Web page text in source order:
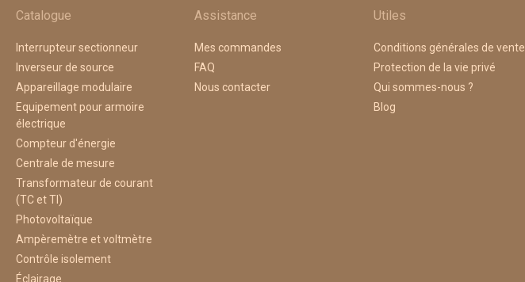
Catalogue
Interrupteur sectionneur
Inverseur de source
Appareillage modulaire
Equipement pour armoire
électrique
Compteur d'énergie
Centrale de mesure
Transformateur de courant
(TC et TI)
Photovoltaïque
Ampèremètre et voltmètre
Contrôle isolement
Éclairage
Assistance
Mes commandes
FAQ
Nous contacter
Utiles
Conditions générales de vente
Protection de la vie privé
Qui sommes-nous ?
Blog